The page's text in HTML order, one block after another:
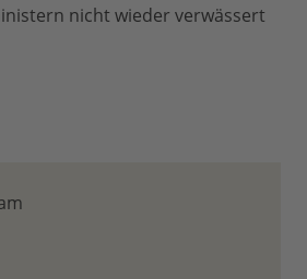
nicht wieder verwässert